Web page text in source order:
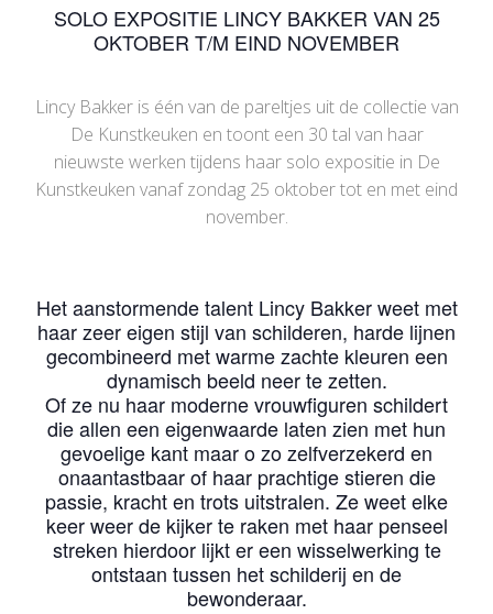
SOLO EXPOSITIE LINCY BAKKER VAN 25
OKTOBER T/M EIND NOVEMBER
Lincy Bakker is één van de pareltjes uit de collectie van
De Kunstkeuken en toont een 30 tal van haar
nieuwste werken tijdens haar solo expositie in De
Kunstkeuken vanaf zondag 25 oktober tot en met eind
november.
Het aanstormende talent Lincy Bakker weet met
haar zeer eigen stijl van schilderen, harde lijnen
gecombineerd met warme zachte kleuren een
dynamisch beeld neer te zetten.
Of ze nu haar moderne vrouwfiguren schildert
die allen een eigenwaarde laten zien met hun
gevoelige kant maar o zo zelfverzekerd en
onaantastbaar of haar prachtige stieren die
passie, kracht en trots uitstralen. Ze weet elke
keer weer de kijker te raken met haar penseel
streken hierdoor lijkt er een wisselwerking te
ontstaan tussen het schilderij en de
bewonderaar.